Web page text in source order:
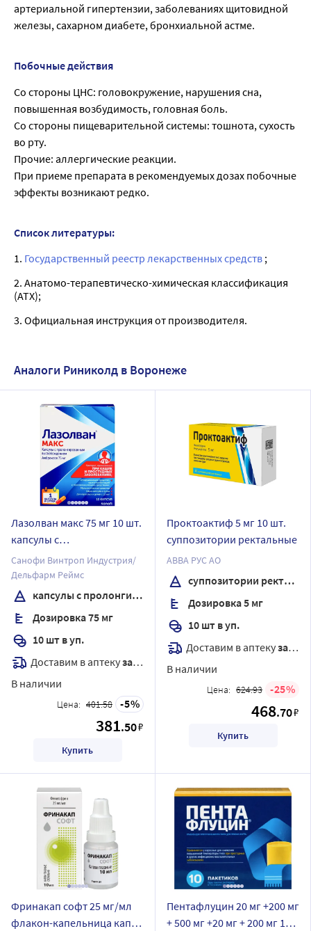
артериальной гипертензии, заболеваниях щитовидной
железы, сахарном диабете, бронхиальной астме.
Побочные действия
Со стороны ЦНС: головокружение, нарушения сна,
повышенная возбудимость, головная боль.
Со стороны пищеварительной системы: тошнота, сухость
во рту.
Прочие: аллергические реакции.
При приеме препарата в рекомендуемых дозах побочные
эффекты возникают редко.
Список литературы:
1. Государственный реестр лекарственных средств ;
2. Анатомо-терапевтическо-химическая классификация
(ATX);
3. Официальная инструкция от производителя.
Аналоги Риниколд в Воронеже
Лазолван макс 75 мг 10 шт.
капсулы с
пролонгированным
высвобождением
Санофи Винтроп Индустрия/
Дельфарм Реймс
капсулы с пролонгированным высвобождением
Дозировка 75 мг
10 шт в уп.
Доставим в аптекузавтра
В наличии
Цена: 401.58 5
381.50₽
Купить
Проктоактиф 5 мг 10 шт.
суппозитории ректальные
АВВА РУС АО
суппозитории ректальные
Дозировка 5 мг
10 шт в уп.
Доставим в аптекузавтра
В наличии
Цена: 624.93 25
468.70₽
Купить
Фринакап софт 25 мг/мл
флакон-капельница капли
Пентафлуцин 20 мг +200 мг
+ 500 мг +20 мг + 200 мг 10